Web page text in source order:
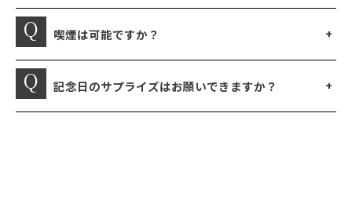
喫煙は可能ですか？
記念日のサプライズはお願いできますか？